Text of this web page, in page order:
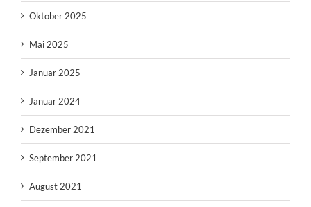
Oktober 2025
Mai 2025
Januar 2025
Januar 2024
Dezember 2021
September 2021
August 2021